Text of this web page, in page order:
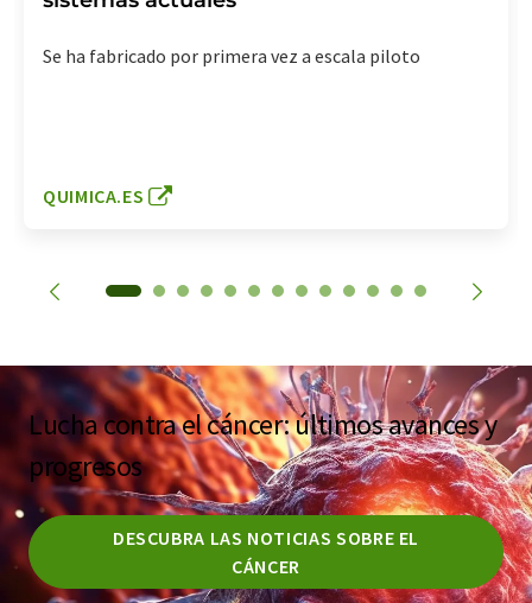
Se ha fabricado por primera vez a escala piloto
QUIMICA.ES
Lucha contra el cáncer: últimos avances y
progresos
DESCUBRA LAS NOTICIAS SOBRE EL
CÁNCER